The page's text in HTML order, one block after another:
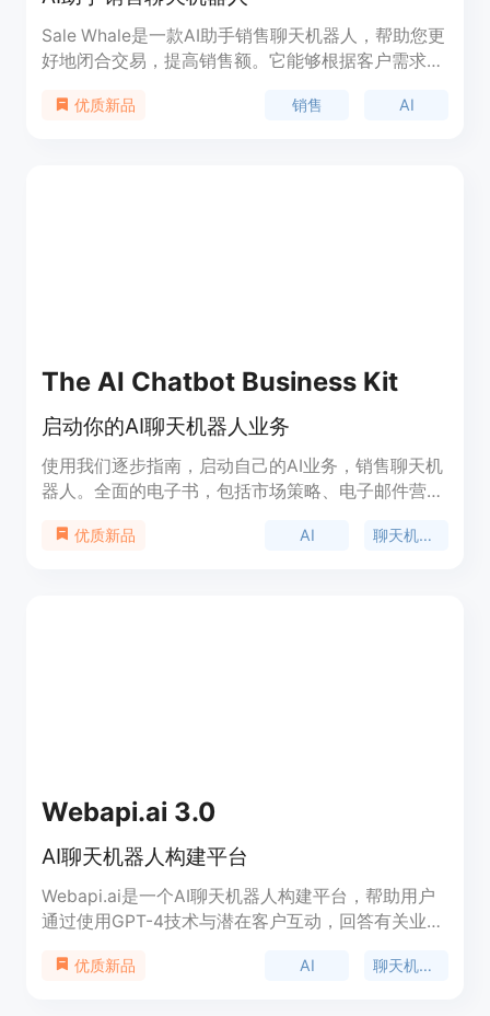
Sale Whale是一款AI助手销售聊天机器人，帮助您更
好地闭合交易，提高销售额。它能够根据客户需求提
据和分析报告，帮助您优化销售流程。定价灵活多
优质新品 销售 AI
The AI Chatbot Business Kit
启动你的AI聊天机器人业务
使用我们逐步指南，启动自己的AI业务，销售聊天机
器人。全面的电子书，包括市场策略、电子邮件营
准备就绪的聊天机器人可供使用。
优质新品 AI 聊天机器人
Webapi.ai 3.0
AI聊天机器人构建平台
Webapi.ai是一个AI聊天机器人构建平台，帮助用户
通过使用GPT-4技术与潜在客户互动，回答有关业务
用户可以选择现成的模板来快速构建自己的聊天机器
优质新品 AI 聊天机器人